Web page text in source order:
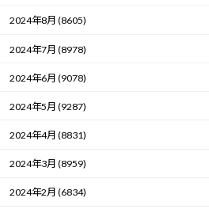
2024年8月 (8605)
2024年7月 (8978)
2024年6月 (9078)
2024年5月 (9287)
2024年4月 (8831)
2024年3月 (8959)
2024年2月 (6834)